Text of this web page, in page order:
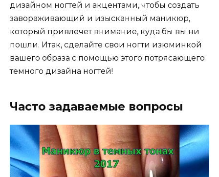
дизайном ногтей и акцентами, чтобы создать
завораживающий и изысканный маникюр,
который привлечет внимание, куда бы вы ни
пошли. Итак, сделайте свои ногти изюминкой
вашего образа с помощью этого потрясающего
темного дизайна ногтей!
Часто задаваемые вопросы